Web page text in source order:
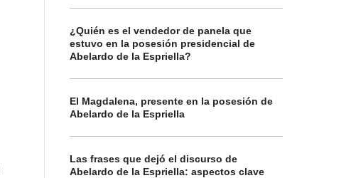
¿Quién es el vendedor de panela que
estuvo en la posesión presidencial de
Abelardo de la Espriella?
El Magdalena, presente en la posesión de
Abelardo de la Espriella
Las frases que dejó el discurso de
Abelardo de la Espriella: aspectos clave